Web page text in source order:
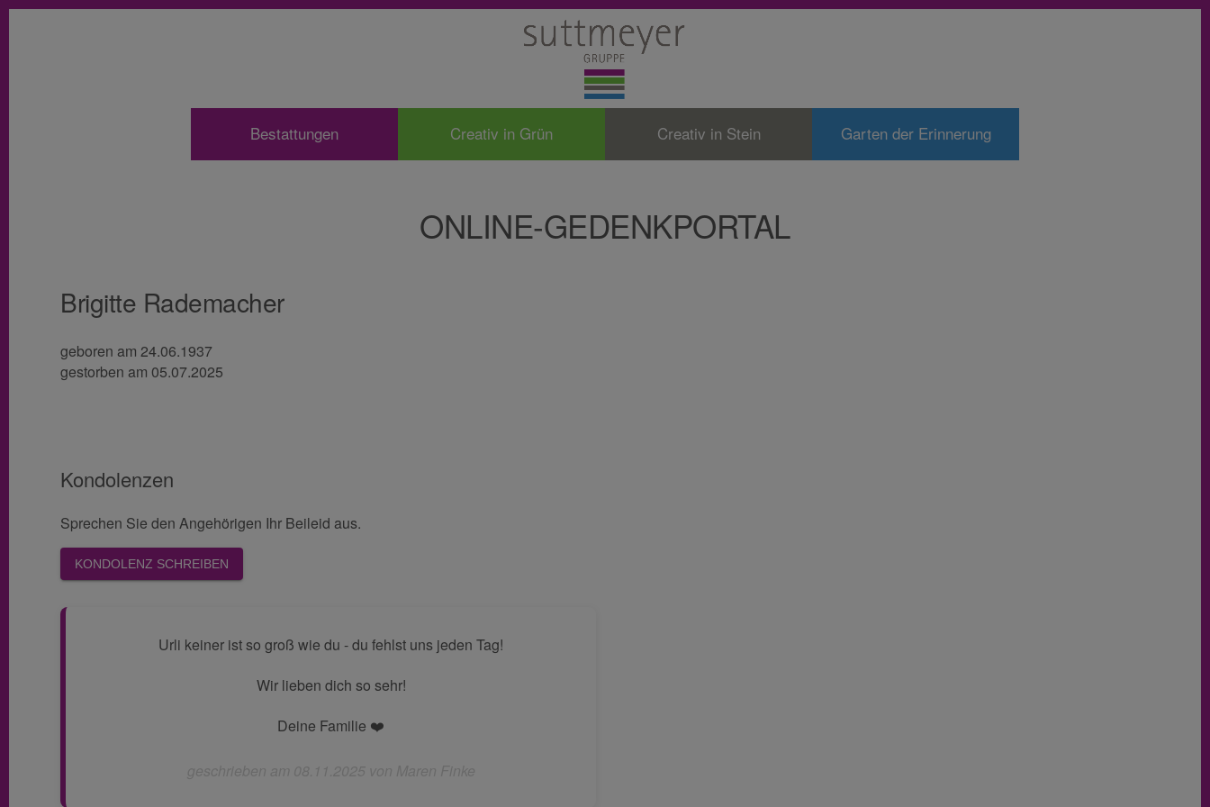
Bestattungen Creativ in Grün Creativ in Stein Garten der Erinnerung
ONLINE-GEDENKPORTAL
Brigitte Rademacher
geboren am 24.06.1937
gestorben am 05.07.2025
Kondolenzen
Sprechen Sie den Angehörigen Ihr Beileid aus.
KONDOLENZ SCHREIBEN
Urli keiner ist so groß wie du - du fehlst uns jeden Tag!
Wir lieben dich so sehr!
Deine Familie ❤️